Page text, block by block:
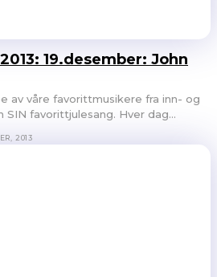
19.desember: John
av våre favorittmusikere fra inn- og
favorittjulesang. Hver dag...
2013